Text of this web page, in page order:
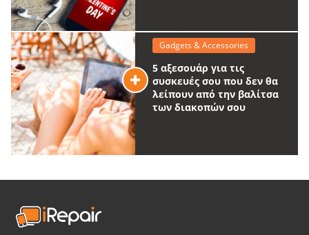
Gadgets & Accessories
5 αξεσουάρ για τις
συσκευές σου που δεν θα
λείπουν από την βαλίτσα
των διακοπών σου